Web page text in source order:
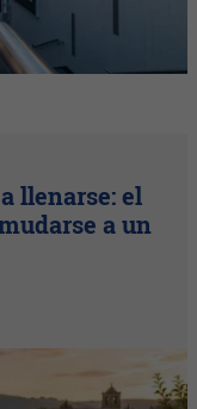
llenarse: el
a un